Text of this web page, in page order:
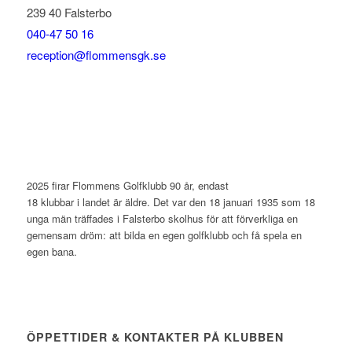
239 40 Falsterbo
040-47 50 16
reception@flommensgk.se
2025 firar Flommens Golfklubb 90 år, endast
18 klubbar i landet är äldre. Det var den 18 januari 1935 som 18
unga män träffades i Falsterbo skolhus för att förverkliga en
gemensam dröm: att bilda en egen golfklubb och få spela en
egen bana.
ÖPPETTIDER & KONTAKTER PÅ KLUBBEN